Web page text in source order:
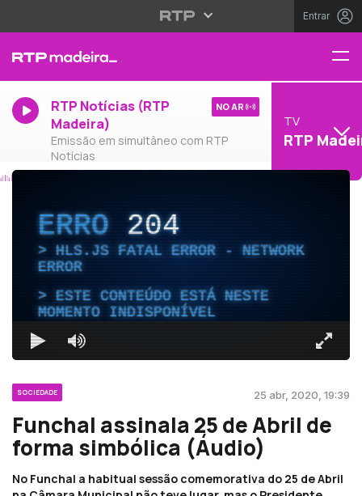
Entrar
RTP Notícias (RTP
Madeira)
Emissão em simultâneo com RTP
Notícias
NO AR
TV
RTP
ERRO204
HLS.JS FATAL ERROR - NETWORK
ERROR
ESTE CONTEÚDO ESTÁ NESTE
MOMENTO INDISPONÍVEL
SOCIEDADE 25 abr, 2020, 19:39
Funchal assinala 25 de Abril de
forma simbólica (Áudio)
No Funchal a habitual sessão comemorativa do 25 de Abril